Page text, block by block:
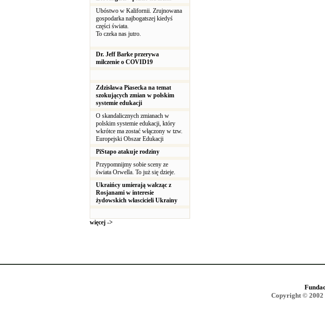
Ubóstwo w Kalifornii. Zrujnowana
gospodarka najbogatszej kiedyś
części świata.
To czeka nas jutro.
Dr. Jeff Barke przerywa
milczenie o COVID19
Zdzisława Piasecka na temat
szokujących zmian w polskim
systemie edukacji
O skandalicznych zmianach w
polskim systemie edukacji, który
wkrótce ma zostać włączony w tzw.
Europejski Obszar Edukacji
PiStapo atakuje rodziny
Przypomnijmy sobie sceny ze
świata Orwella. To już się dzieje.
Ukraińcy umierają walcząc z
Rosjanami w interesie
żydowskich włascicieli Ukrainy
więcej ->
Copyright © 2002